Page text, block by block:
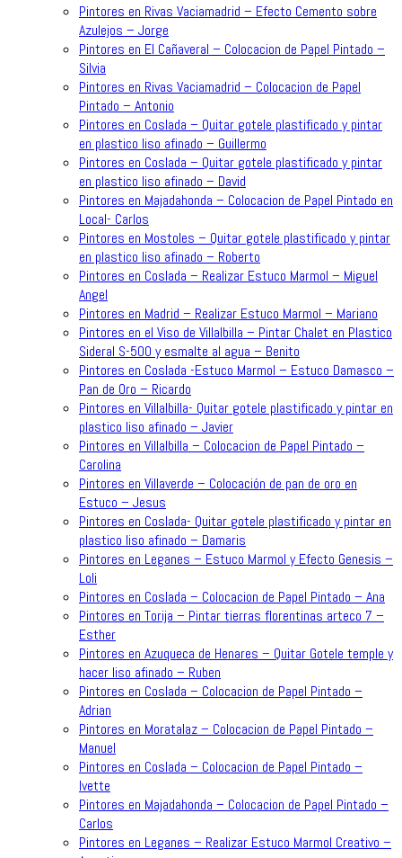
Pintores en Rivas Vaciamadrid – Efecto Cemento sobre
Azulejos – Jorge
Pintores en El Cañaveral – Colocacion de Papel Pintado –
Silvia
Pintores en Rivas Vaciamadrid – Colocacion de Papel
Pintado – Antonio
Pintores en Coslada – Quitar gotele plastificado y pintar
en plastico liso afinado – Guillermo
Pintores en Coslada – Quitar gotele plastificado y pintar
en plastico liso afinado – David
Pintores en Majadahonda – Colocacion de Papel Pintado en
Local- Carlos
Pintores en Mostoles – Quitar gotele plastificado y pintar
en plastico liso afinado – Roberto
Pintores en Coslada – Realizar Estuco Marmol – Miguel
Angel
Pintores en Madrid – Realizar Estuco Marmol – Mariano
Pintores en el Viso de Villalbilla – Pintar Chalet en Plastico
Sideral S-500 y esmalte al agua – Benito
Pintores en Coslada -Estuco Marmol – Estuco Damasco –
Pan de Oro – Ricardo
Pintores en Villalbilla- Quitar gotele plastificado y pintar en
plastico liso afinado – Javier
Pintores en Villalbilla – Colocacion de Papel Pintado –
Carolina
Pintores en Villaverde – Colocación de pan de oro en
Estuco – Jesus
Pintores en Coslada- Quitar gotele plastificado y pintar en
plastico liso afinado – Damaris
Pintores en Leganes – Estuco Marmol y Efecto Genesis –
Loli
Pintores en Coslada – Colocacion de Papel Pintado – Ana
Pintores en Torija – Pintar tierras florentinas arteco 7 –
Esther
Pintores en Azuqueca de Henares – Quitar Gotele temple y
hacer liso afinado – Ruben
Pintores en Coslada – Colocacion de Papel Pintado –
Adrian
Pintores en Moratalaz – Colocacion de Papel Pintado –
Manuel
Pintores en Coslada – Colocacion de Papel Pintado –
Ivette
Pintores en Majadahonda – Colocacion de Papel Pintado –
Carlos
Pintores en Leganes – Realizar Estuco Marmol Creativo –